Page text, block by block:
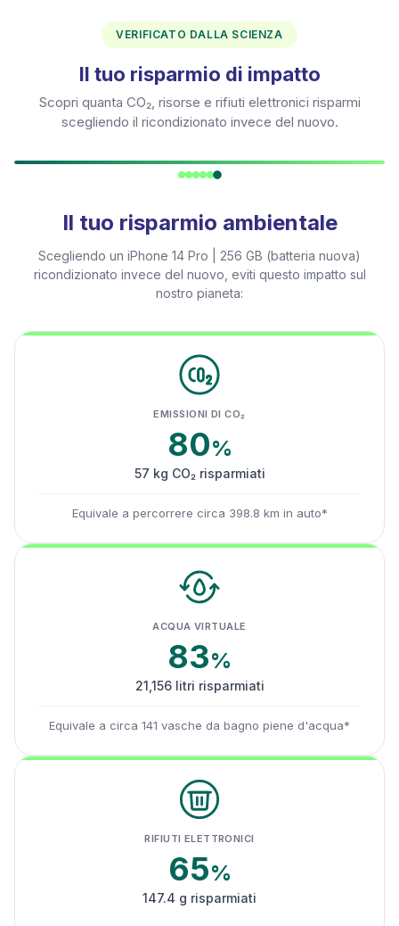
VERIFICATO DALLA SCIENZA
Il tuo risparmio di impatto
Scopri quanta CO₂, risorse e rifiuti elettronici risparmi
scegliendo il ricondizionato invece del nuovo.
Il tuo risparmio ambientale
Scegliendo un iPhone 14 Pro | 256 GB (batteria nuova)
ricondizionato invece del nuovo, eviti questo impatto sul
nostro pianeta:
EMISSIONI DI CO₂
80%
57 kg CO₂ risparmiati
Equivale a percorrere circa 398.8 km in auto*
ACQUA VIRTUALE
83%
21,156 litri risparmiati
Equivale a circa 141 vasche da bagno piene d'acqua*
RIFIUTI ELETTRONICI
65%
147.4 g risparmiati